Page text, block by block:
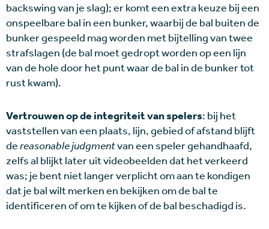
backswing van je slag); er komt een extra keuze bij een
onspeelbare bal in een bunker, waarbij de bal buiten de
bunker gespeeld mag worden met bijtelling van twee
strafslagen (de bal moet gedropt worden op een lijn
van de hole door het punt waar de bal in de bunker tot
rust kwam).
Vertrouwen op de integriteit van spelers: bij het
vaststellen van een plaats, lijn, gebied of afstand blijft
dereasonable judgmentvan een speler gehandhaafd,
zelfs al blijkt later uit videobeelden dat het verkeerd
was; je bent niet langer verplicht om aan te kondigen
dat je bal wilt merken en bekijken om de bal te
identificeren of om te kijken of de bal beschadigd is.